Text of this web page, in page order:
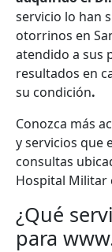
servicio lo han
otorrinos en
atendido a sus
resultados en
su condición.
Conozca más
y servicios que
consultas
Hospital Militar
¿Qué
para